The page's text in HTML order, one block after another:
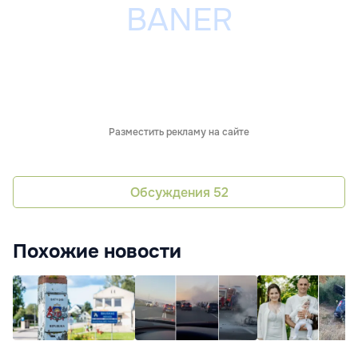
Разместить рекламу на сайте
Обсуждения 52
Похожие новости